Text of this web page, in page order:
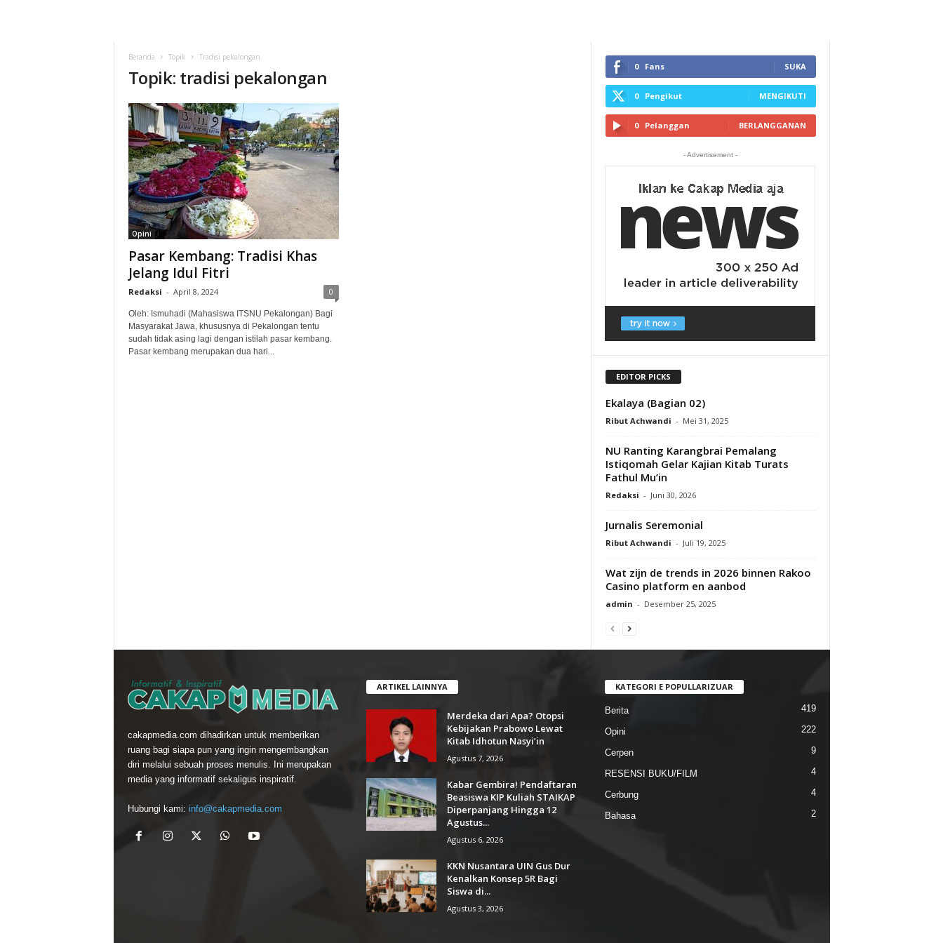
Beranda Topik Tradisi pekalongan
Topik: tradisi pekalongan
Opini
Pasar Kembang: Tradisi Khas
Jelang Idul Fitri
Redaksi - April 8, 2024 0
Oleh: Ismuhadi (Mahasiswa ITSNU Pekalongan) Bagi
Masyarakat Jawa, khususnya di Pekalongan tentu
sudah tidak asing lagi dengan istilah pasar kembang.
Pasar kembang merupakan dua hari...
0 Fans SUKA
0 Pengikut MENGIKUTI
0 Pelanggan BERLANGGANAN
- Advertisement -
EDITOR PICKS
Ekalaya (Bagian 02)
Ribut Achwandi - Mei 31, 2025
NU Ranting Karangbrai Pemalang
Istiqomah Gelar Kajian Kitab Turats
Fathul Mu’in
Redaksi - Juni 30, 2026
Jurnalis Seremonial
Ribut Achwandi - Juli 19, 2025
Wat zijn de trends in 2026 binnen Rakoo
Casino platform en aanbod
admin - Desember 25, 2025
cakapmedia.com dihadirkan untuk memberikan
ruang bagi siapa pun yang ingin mengembangkan
diri melalui sebuah proses menulis. Ini merupakan
media yang informatif sekaligus inspiratif.
Hubungi kami: info@cakapmedia.com
ARTIKEL LAINNYA
Merdeka dari Apa? Otopsi
Kebijakan Prabowo Lewat
Kitab Idhotun Nasyi’in
Agustus 7, 2026
Kabar Gembira! Pendaftaran
Beasiswa KIP Kuliah STAIKAP
Diperpanjang Hingga 12
Agustus...
Agustus 6, 2026
KKN Nusantara UIN Gus Dur
Kenalkan Konsep 5R Bagi
Siswa di...
Agustus 3, 2026
KATEGORI E POPULLARIZUAR
Berita 419
Opini 222
Cerpen 9
RESENSI BUKU/FILM 4
Cerbung 4
Bahasa 2